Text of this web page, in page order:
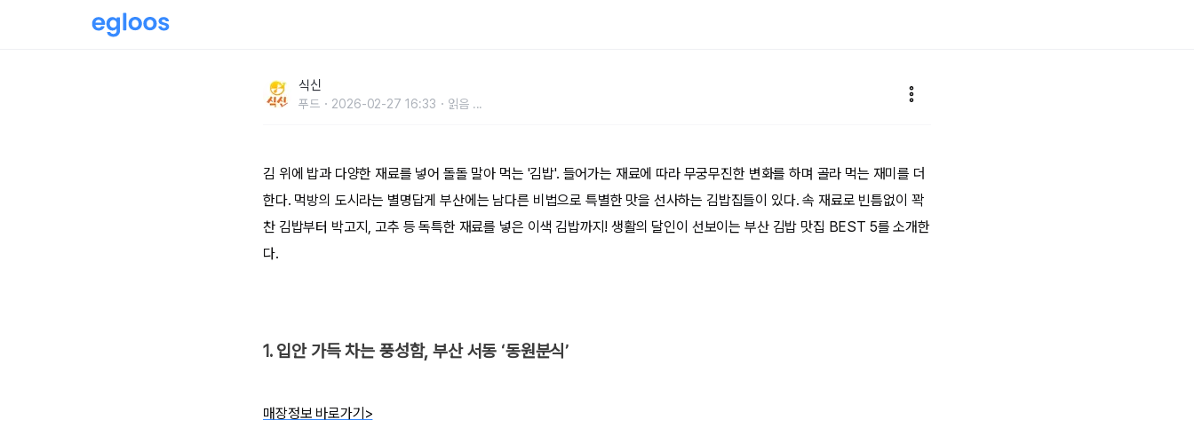
식신
푸드 2026-02-27 16:33 읽음 ...
김 위에 밥과 다양한 재료를 넣어 돌돌 말아 먹는 '김밥'. 들어가는 재료에 따라 무궁무진한 변화를 하며 골라 먹는 재미를 더
한다. 먹방의 도시라는 별명답게 부산에는 남다른 비법으로 특별한 맛을 선사하는 김밥집들이 있다. 속 재료로 빈틈없이 꽉
찬 김밥부터 박고지, 고추 등 독특한 재료를 넣은 이색 김밥까지! 생활의 달인이 선보이는 부산 김밥 맛집 BEST 5를 소개한
다.
1. 입안 가득 차는 풍성함, 부산 서동 ‘동원분식’
매장정보 바로가기>